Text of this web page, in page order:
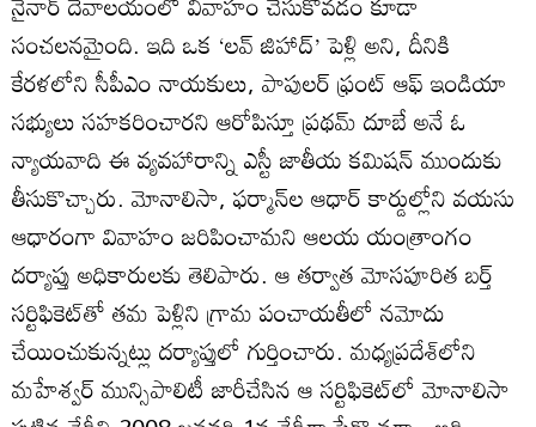
సంచలనమైంది. ఇది ఒక ‘లవ్‌ జిహాద్‌’ పెళ్లి అని, దీనికి
కేరళలోని సీపీఎం నాయకులు, పాపులర్‌ ఫ్రంట్‌ ఆఫ్‌ ఇండియా
సభ్యులు సహకరించారని ఆరోపిస్తూ ప్రథమ్‌ దూబే అనే ఓ
న్యాయవాది ఈ వ్యవహారాన్ని ఎస్టీ జాతీయ కమిషన్‌ ముందుకు
తీసుకొచ్చారు. మోనాలిసా, ఫర్మాన్‌ల ఆధార్‌ కార్డుల్లోని వయసు
ఆధారంగా వివాహం జరిపించామని ఆలయ యంత్రాంగం
దర్యాప్తు అధికారులకు తెలిపారు. ఆ తర్వాత మోసపూరిత బర్త్‌
సర్టిఫికెట్‌తో తమ పెళ్లిని గ్రామ పంచాయతీలో నమోదు
చేయించుకున్నట్లు దర్యాప్తులో గుర్తించారు. మధ్యప్రదేశ్‌లోని
మహేశ్వర్‌ మున్సిపాలిటీ జారీచేసిన ఆ సర్టిఫికెట్‌లో మోనాలిసా